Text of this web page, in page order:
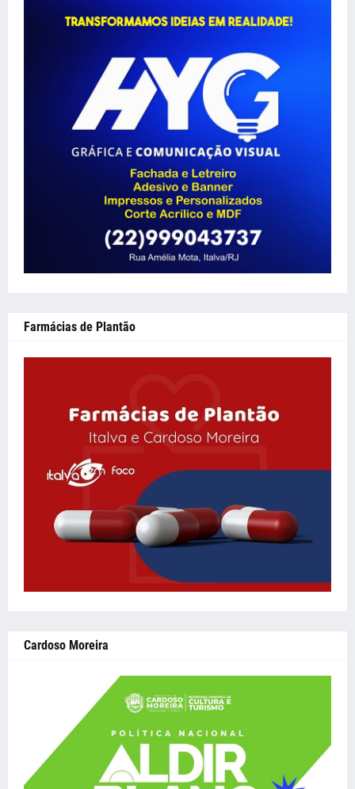
Farmácias de Plantão
Cardoso Moreira